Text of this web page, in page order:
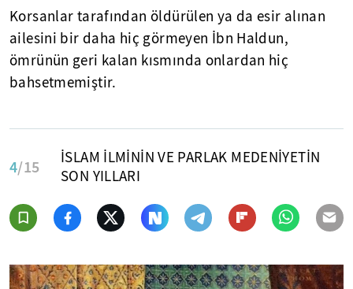
Korsanlar tarafından öldürülen ya da esir alınan
ailesini bir daha hiç görmeyen İbn Haldun,
ömrünün geri kalan kısmında onlardan hiç
bahsetmemiştir.
4/15
İSLAM İLMİNİN VE PARLAK MEDENİYETİN
SON YILLARI